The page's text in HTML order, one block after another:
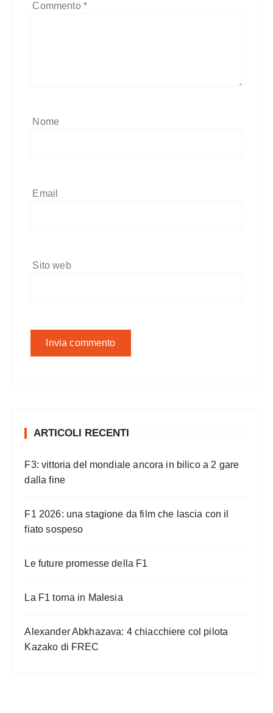
Commento *
Nome
Email
Sito web
ARTICOLI RECENTI
F3: vittoria del mondiale ancora in bilico a 2 gare
dalla fine
F1 2026: una stagione da film che lascia con il
fiato sospeso
Le future promesse della F1
La F1 torna in Malesia
Alexander Abkhazava: 4 chiacchiere col pilota
Kazako di FREC